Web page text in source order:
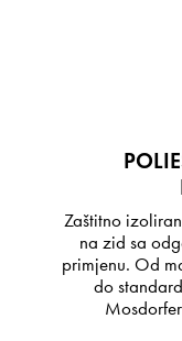
Zaštitno
na zid sa
primjenu. Od
do